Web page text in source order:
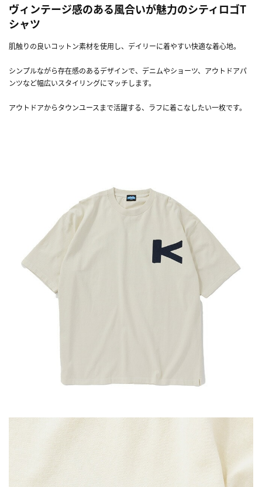
ヴィンテージ感のある風合いが魅力のシティロゴT
シャツ
肌触りの良いコットン素材を使用し、デイリーに着やすい快適な着心地。
シンプルながら存在感のあるデザインで、デニムやショーツ、アウトドアパ
ンツなど幅広いスタイリングにマッチします。
アウトドアからタウンユースまで活躍する、ラフに着こなしたい一枚です。